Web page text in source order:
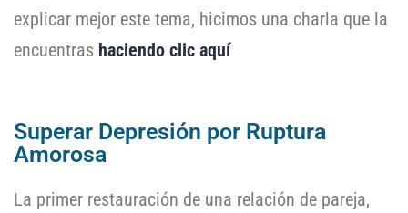
explicar mejor este tema, hicimos una charla que la
encuentras haciendo clic aquí
Superar Depresión por Ruptura
Amorosa
La primer restauración de una relación de pareja,